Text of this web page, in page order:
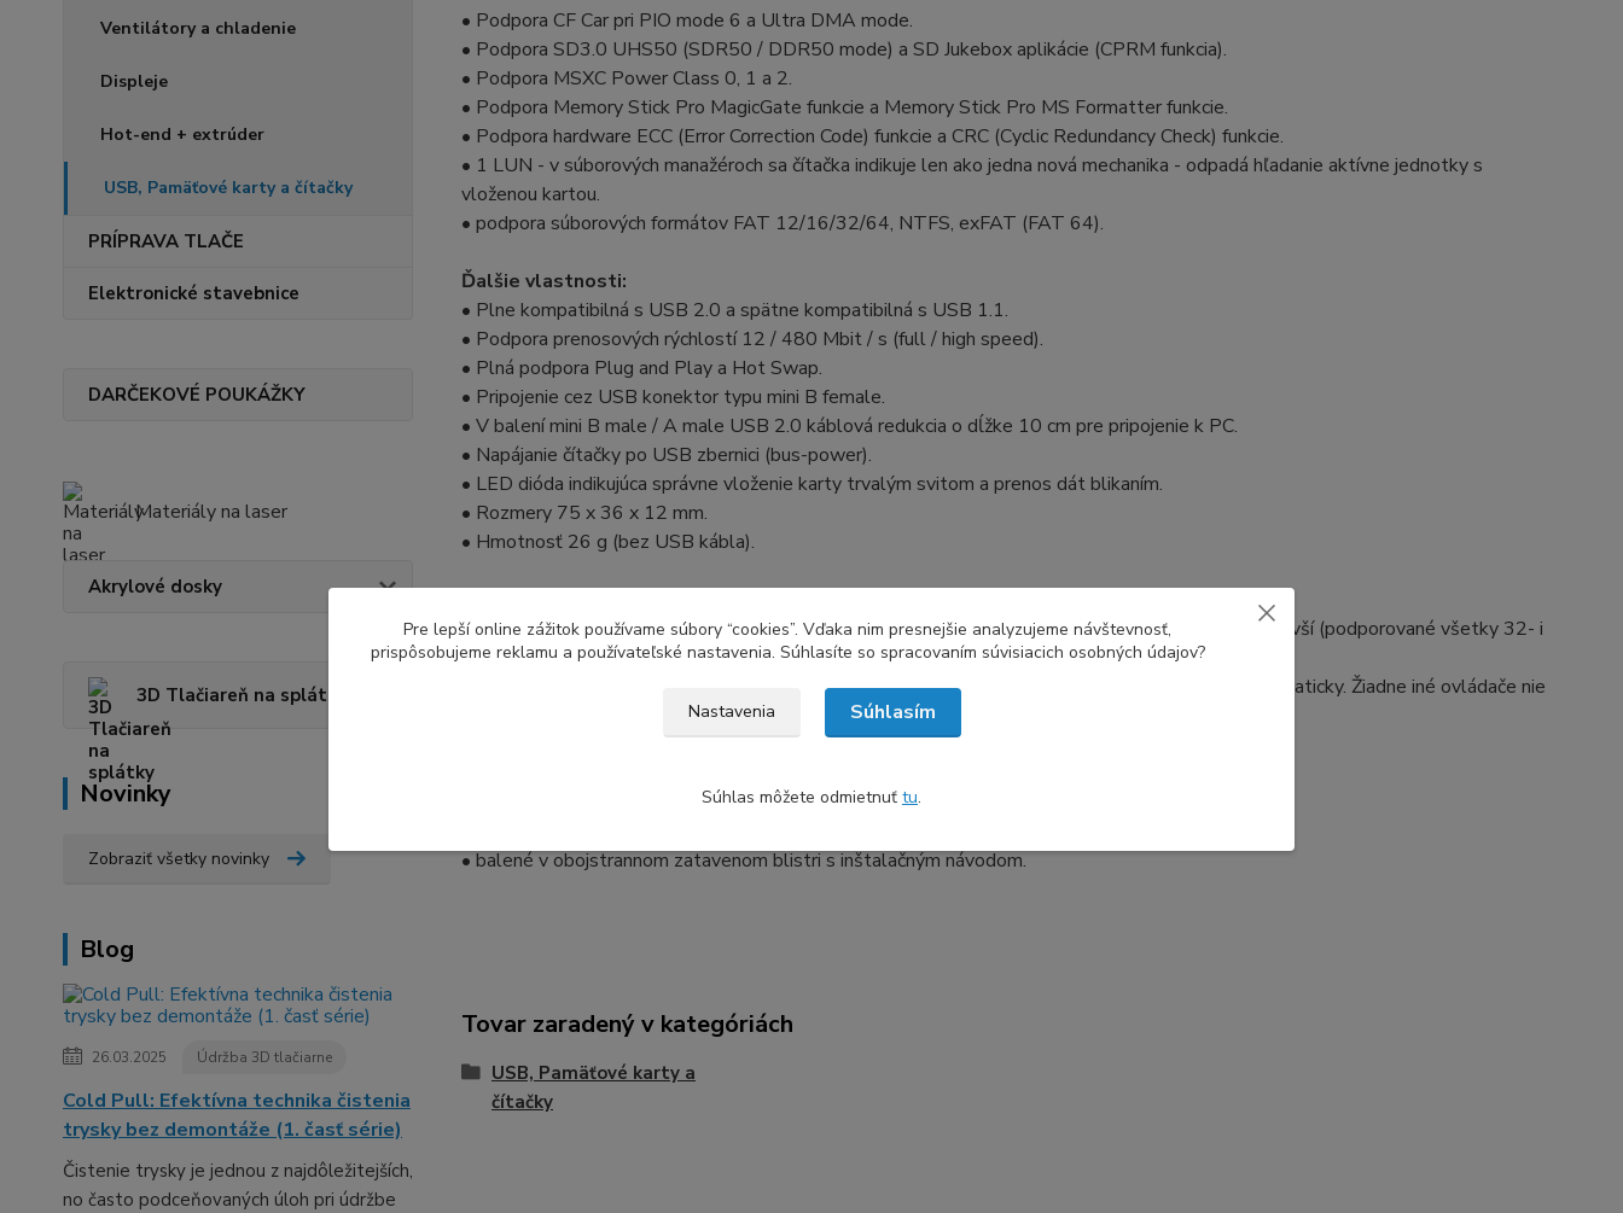
Ventilátory a chladenie
Displeje
Hot-end + extrúder
USB, Pamäťové karty a čítačky
PRÍPRAVA TLAČE
Elektronické stavebnice
DARČEKOVÉ POUKÁŽKY
Materiály na laser
Akrylové dosky
3D Tlačiareň na splátky
Novinky
Zobraziť všetky novinky
Blog
26.03.2025 Údržba 3D tlačiarne
Cold Pull: Efektívna technika čistenia
trysky bez demontáže (1. časť série)
Čistenie trysky je jednou z najdôležitejších,
no často podceňovaných úloh pri údržbe
• Podpora CF Car pri PIO mode 6 a Ultra DMA mode.
• Podpora SD3.0 UHS50 (SDR50 / DDR50 mode) a SD Jukebox aplikácie (CPRM funkcia).
• Podpora MSXC Power Class 0, 1 a 2.
• Podpora Memory Stick Pro MagicGate funkcie a Memory Stick Pro MS Formatter funkcie.
• Podpora hardware ECC (Error Correction Code) funkcie a CRC (Cyclic Redundancy Check) funkcie.
• 1 LUN - v súborových manažéroch sa čítačka indikuje len ako jedna nová mechanika - odpadá hľadanie aktívne jednotky s
vloženou kartou.
• podpora súborových formátov FAT 12/16/32/64, NTFS, exFAT (FAT 64).
Ďalšie vlastnosti:
• Plne kompatibilná s USB 2.0 a spätne kompatibilná s USB 1.1.
• Podpora prenosových rýchlostí 12 / 480 Mbit / s (full / high speed).
• Plná podpora Plug and Play a Hot Swap.
• Pripojenie cez USB konektor typu mini B female.
• V balení mini B male / A male USB 2.0 káblová redukcia o dĺžke 10 cm pre pripojenie k PC.
• Napájanie čítačky po USB zbernici (bus-power).
• LED dióda indikujúca správne vloženie karty trvalým svitom a prenos dát blikaním.
• Rozmery 75 x 36 x 12 mm.
• Hmotnosť 26 g (bez USB kábla).
• MS Windows XP / Vista / 7 / 8 / 8.1 / 10 a novší, Windows Server 2003/2008/2012/2016 a novší (podporované všetky 32- i
64-bitové verzie OS Windows), Mac OS X 10.x a vyšší, Linux s jadrom 2.4.x a vyšším.
• Pozn.: Ovládače sú súčasťou podporovaných operačných systémov a nainštalujú sa celkom automaticky. Žiadne iné ovládače nie
je potrebné inštalovať a nie sú ani k dispozícii.
• balené v obojstrannom zatavenom blistri s inštalačným návodom.
Tovar zaradený v kategóriách
USB, Pamäťové karty a
čítačky
Pre lepší online zážitok používame súbory “cookies”. Vďaka nim presnejšie analyzujeme návštevnosť,
prispôsobujeme reklamu a používateľské nastavenia. Súhlasíte so spracovaním súvisiacich osobných údajov?
Nastavenia Súhlasím
Súhlas môžete odmietnuť tu.